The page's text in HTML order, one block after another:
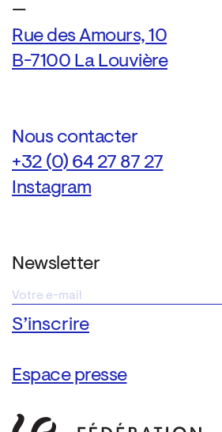
—
Rue des Amours, 10
B-7100 La Louvière
Nous contacter
+32 (0) 64 27 87 27
Instagram
Newsletter
Espace presse